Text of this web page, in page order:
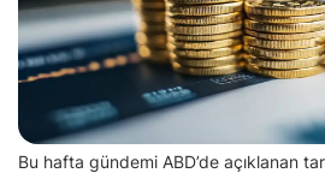
Bu hafta gündemi ABD’de açıklanan